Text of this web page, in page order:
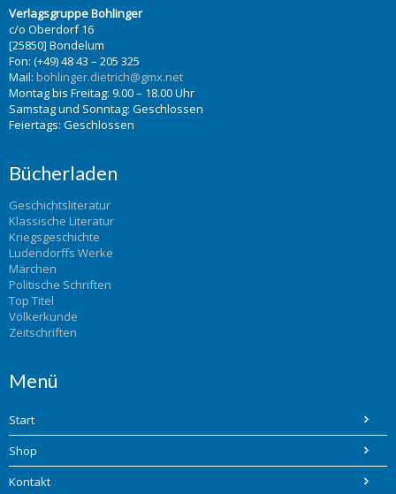
Verlagsgruppe Bohlinger
c/o Oberdorf 16
[25850] Bondelum
Fon: (+49) 48 43 – 205 325
Mail: bohlinger.dietrich@gmx.net
Montag bis Freitag: 9.00 – 18.00 Uhr
Samstag und Sonntag: Geschlossen
Feiertags: Geschlossen
Bücherladen
Geschichtsliteratur
Klassische Literatur
Kriegsgeschichte
Ludendorffs Werke
Märchen
Politische Schriften
Top Titel
Völkerkunde
Zeitschriften
Menü
Start
Shop
Kontakt